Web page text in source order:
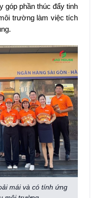
góp phần thúc đẩy tinh
trường làm việc tích
mái và có tính ứng